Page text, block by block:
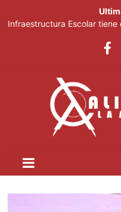
Infraestructura Escolar
Crear dos nuevas
público, advierte experto
Ministerio de Educación
capacitación para más de
año escolar 2026-2027
del PRM y felicita a sus